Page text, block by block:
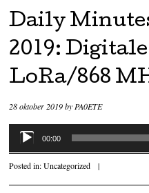
Daily
2019:
LoRa/868
28 oktober 2019byPA0ETE
Audiospeler
00:00
Posted in:Uncategorized |